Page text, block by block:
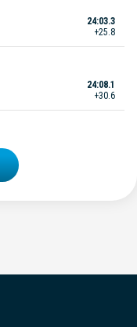
24:03.3
+25.8
24:08.1
+30.6